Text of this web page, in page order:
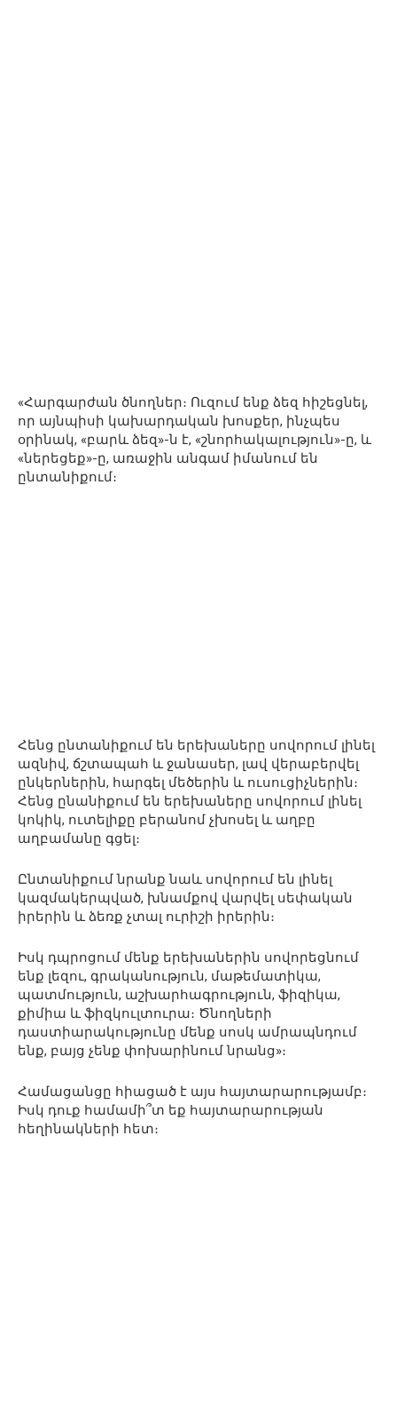
«Հարգարժան ծնողներ։ Ուզում ենք ձեզ հիշեցնել,
որ այնպիսի կախարդական խոսքեր, ինչպես
օրինակ, «բարև ձեզ»-ն է, «շնորհակալություն»-ը, և
«ներեցեք»-ը, առաջին անգամ իմանում են
ընտանիքում։
Հենց ընտանիքում են երեխաները սովորում լինել
ազնիվ, ճշտապահ և ջանասեր, լավ վերաբերվել
ընկերներին, հարգել մեծերին և ուսուցիչներին։
Հենց ընանիքում են երեխաները սովորում լինել
կոկիկ, ուտելիքը բերանոմ չխոսել և աղբը
աղբամանը գցել։
Ընտանիքում նրանք նաև սովորում են լինել
կազմակերպված, խնամքով վարվել սեփական
իրերին և ձեռք չտալ ուրիշի իրերին։
Իսկ դպրոցում մենք երեխաներին սովորեցնում
ենք լեզու, գրականություն, մաթեմատիկա,
պատմություն, աշխարհագրություն, ֆիզիկա,
քիմիա և ֆիզկուլտուրա։ Ծնողների
դաստիարակությունը մենք սոսկ ամրապնդում
ենք, բայց չենք փոխարինում նրանց»։
Համացանցը հիացած է այս հայտարարությամբ։
Իսկ դուք համամի՞տ եք հայտարարության
հեղինակների հետ։